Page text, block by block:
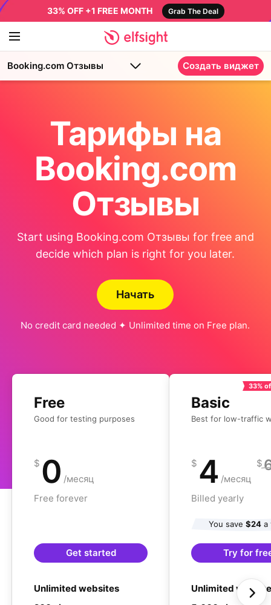
33% OFF +1 FREE MONTH Grab The Deal
Booking.com Отзывы Создать виджет
Тарифы на
Booking.com
Отзывы
Start using Booking.com Отзывы for free and
decide which plan is right for you later.
Начать
No credit card needed ✦ Unlimited time on Free plan.
Free
Good for testing purposes
$ 0 /месяц
Free forever
Get started
Unlimited websites
Basic
Best for low-traffic
33%
$ 4 /месяц
$
Billed yearly
You save $24a
Try for
Unlimited